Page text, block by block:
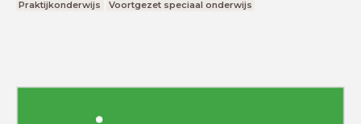
Praktijkonderwijs
Voortgezet speciaal onderwijs